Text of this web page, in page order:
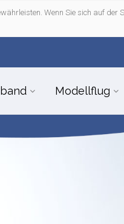
Wenn Sie sich auf der
Modellflug